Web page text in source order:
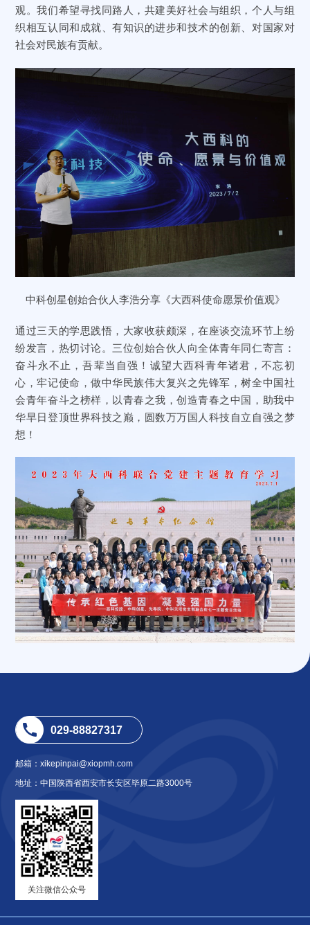
观。我们希望寻找同路人，共建美好社会与组织，个人与组
织相互认同和成就、有知识的进步和技术的创新、对国家对
社会对民族有贡献。
中科创星创始合伙人李浩分享《大西科使命愿景价值观》
通过三天的学思践悟，大家收获颇深，在座谈交流环节上纷
纷发言，热切讨论。三位创始合伙人向全体青年同仁寄言：
奋斗永不止，吾辈当自强！诚望大西科青年诸君，不忘初
心，牢记使命，做中华民族伟大复兴之先锋军，树全中国社
会青年奋斗之榜样，以青春之我，创造青春之中国，助我中
华早日登顶世界科技之巅，圆数万万国人科技自立自强之梦
想！
029-88827317
邮箱：xikepinpai@xiopmh.com
地址：中国陕西省西安市长安区毕原二路3000号
关注微信公众号